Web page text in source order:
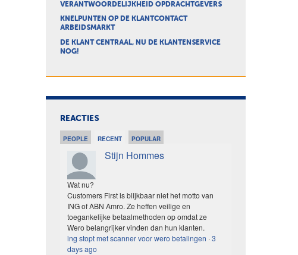
VERANTWOORDELIJKHEID OPDRACHTGEVERS
KNELPUNTEN OP DE KLANTCONTACT
ARBEIDSMARKT
DE KLANT CENTRAAL, NU DE KLANTENSERVICE
NOG!
REACTIES
PEOPLE RECENT POPULAR
Stijn Hommes
Wat nu?
Customers First is blijkbaar niet het motto van
ING of ABN Amro. Ze heffen veilige en
toegankelijke betaalmethoden op omdat ze
Wero belangrijker vinden dan hun klanten.
ing stopt met scanner voor wero betalingen ·3
days ago